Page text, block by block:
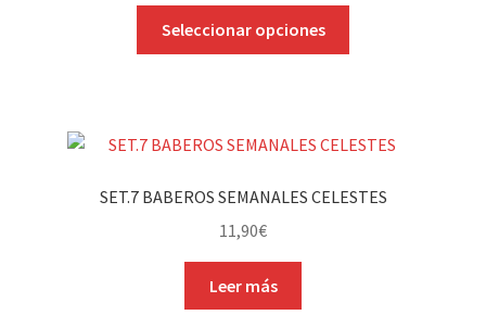
Seleccionar opciones
Las
se
SET.7 BABEROS SEMANALES CELESTES
11,90€
Leer más